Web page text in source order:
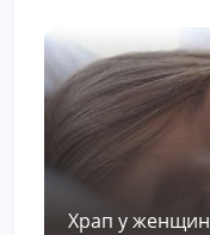
Храп у женщин